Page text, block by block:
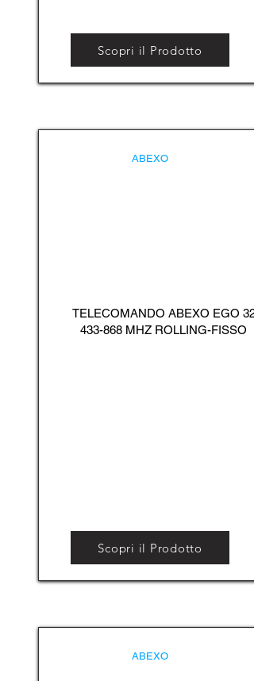
Scopri il Prodotto
ABEXO
TELECOMANDO ABEXO EGO 32
433-868 MHZ ROLLING-FISSO
Scopri il Prodotto
ABEXO